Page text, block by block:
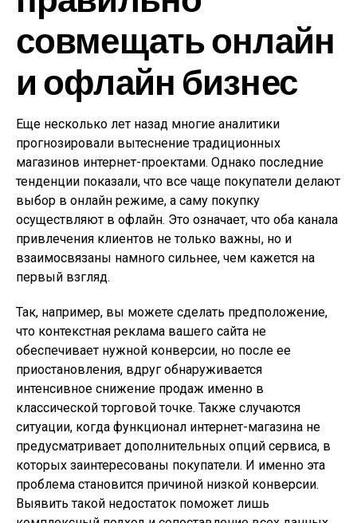
совмещать онлайн
и офлайн бизнес
Еще несколько лет назад многие аналитики
прогнозировали вытеснение традиционных
магазинов интернет-проектами. Однако последние
тенденции показали, что все чаще покупатели делают
выбор в онлайн режиме, а саму покупку
осуществляют в офлайн. Это означает, что оба канала
привлечения клиентов не только важны, но и
взаимосвязаны намного сильнее, чем кажется на
первый взгляд.
Так, например, вы можете сделать предположение,
что контекстная реклама вашего сайта не
обеспечивает нужной конверсии, но после ее
приостановления, вдруг обнаруживается
интенсивное снижение продаж именно в
классической торговой точке. Также случаются
ситуации, когда функционал интернет-магазина не
предусматривает дополнительных опций сервиса, в
которых заинтересованы покупатели. И именно эта
проблема становится причиной низкой конверсии.
Выявить такой недостаток поможет лишь